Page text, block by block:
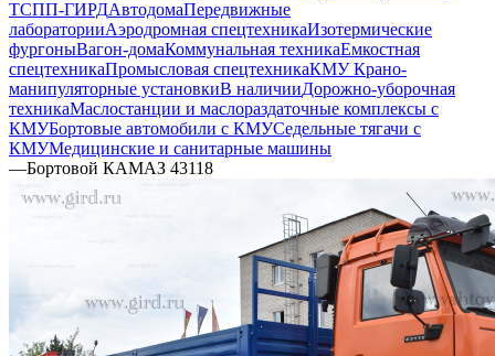
ТСПП-ГИРДАвтодомаПередвижные
лабораторииАэродромная спецтехникаИзотермические
фургоныВагон-домаКоммунальная техникаЕмкостная
спецтехникаПромысловая спецтехникаКМУ Крано-
манипуляторные установкиВ наличииДорожно-уборочная
техникаМаслостанции и маслораздаточные комплексы с
КМУБортовые автомобили с КМУСедельные тягачи с
КМУМедицинские и санитарные машины
—Бортовой КАМАЗ 43118